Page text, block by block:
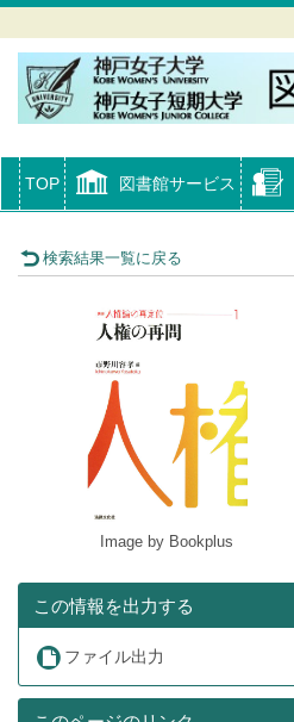
TOP 図書館サービス
検索結果一覧に戻る
Image by Bookplus
この情報を出力する
ファイル出力